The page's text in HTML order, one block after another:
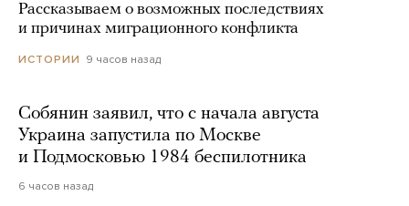
Рассказываем о возможных последствиях
и причинах миграционного конфликта
ИСТОРИИ 9 часов назад
Собянин заявил, что с начала августа
Украина запустила по Москве
и Подмосковью 1984 беспилотника
6 часов назад